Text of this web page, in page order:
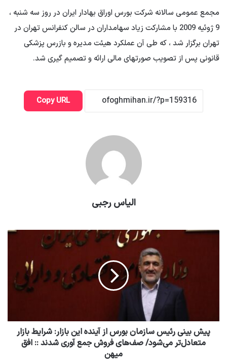
مجمع عمومی سالانه شرکت بورس اوراق بهادار ایران در روز سه شنبه ،
9 ژوئیه 2009 با مشارکت زیاد سهامداران در سالن کنفرانس تهران در
تهران برگزار شد ، که طی آن عملکرد هیئت مدیره و بازرس پزشکی
قانونی پس از تصویب صورتهای مالی ارائه و تصمیم گیری شد.
Copy URL
الیاس رجبی
پیش بینی رئیس سازمان بورس از آینده این بازار: شرایط بازار
متعادل‌تر می‌شود/ صف‌های فروش جمع آوری شدند :: افق
میهن